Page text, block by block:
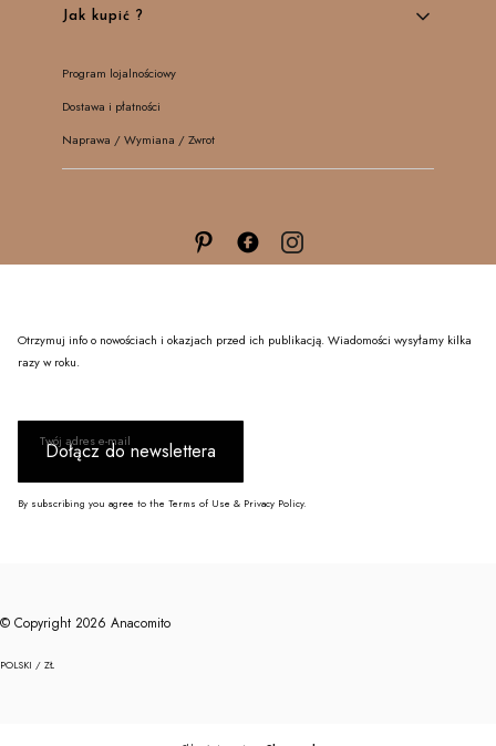
Jak kupić ?
Program lojalnościowy
Dostawa i płatności
Naprawa / Wymiana / Zwrot
Otrzymuj info o nowościach i okazjach przed ich publikacją. Wiadomości wysyłamy kilka
razy w roku.
Twój adres e-mail
Dołącz do newslettera
By subscribing you agree to the Terms of Use & Privacy Policy.
© Copyright 2026 Anacomito
POLSKI / ZŁ